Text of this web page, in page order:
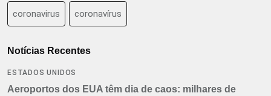
coronavirus coronavírus
Notícias Recentes
ESTADOS UNIDOS
Aeroportos dos EUA têm dia de caos: milhares de